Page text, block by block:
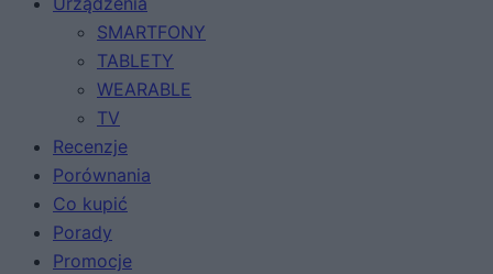
SMARTFONY
TABLETY
WEARABLE
TV
Recenzje
Porównania
Co kupić
Porady
Promocje